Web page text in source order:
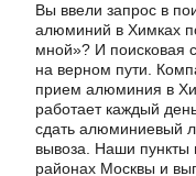
Вы ввели запрос в
алюминий в Химках
мной»? И поисковая
на верном пути.
прием алюминия в
работает каждый
сдать алюминиевый
вывоза. Наши пункты
районах Москвы и